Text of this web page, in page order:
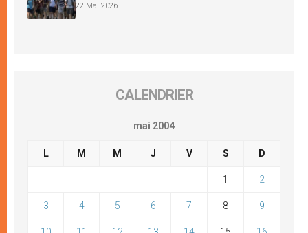
22 Mai 2026
CALENDRIER
mai 2004
L M M J V S D
1 2
3 4 5 6 7 8 9